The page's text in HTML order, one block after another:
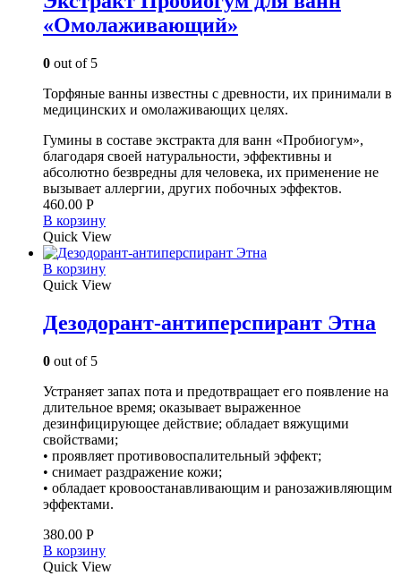
«Омолаживающий»
0 out of 5
Торфяные ванны известны с древности, их принимали в
медицинских и омолаживающих целях.
Гумины в составе экстракта для ванн «Пробиогум»,
благодаря своей натуральности, эффективны и
абсолютно безвредны для человека, их применение не
вызывает аллергии, других побочных эффектов.
460.00 Р
В корзину
Quick View
В корзину
Quick View
Дезодорант-антиперспирант Этна
0 out of 5
Устраняет запах пота и предотвращает его появление на
длительное время; оказывает выраженное
дезинфицирующее действие; обладает вяжущими
свойствами;
• проявляет противовоспалительный эффект;
• снимает раздражение кожи;
• обладает кровоостанавливающим и ранозаживляющим
эффектами.
380.00 Р
В корзину
Quick View